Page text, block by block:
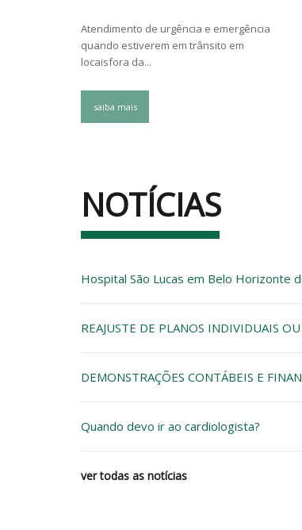
Atendimento de urgência e emergência
quando estiverem em trânsito em
locaisfora da...
saiba mais
NOTÍCIAS
Hospital São Lucas em Belo Horizonte
REAJUSTE DE PLANOS INDIVIDUAIS
DEMONSTRAÇÕES CONTÁBEIS E
Quando devo ir ao cardiologista?
ver todas as notícias